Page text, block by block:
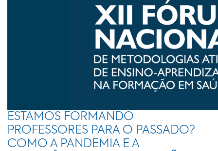
ESTAMOS FORMANDO
PROFESSORES PARA O PASSADO?
COMO A PANDEMIA E A